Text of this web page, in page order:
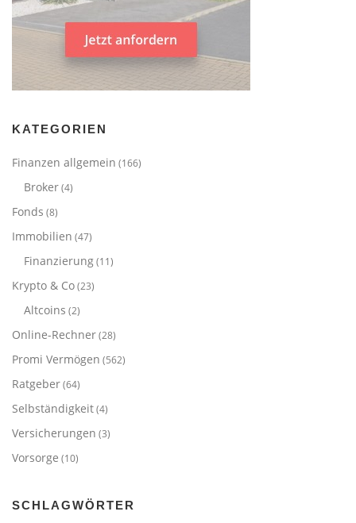
KATEGORIEN
Finanzen allgemein (166)
Broker(4)
Fonds (8)
Immobilien (47)
Finanzierung(11)
Krypto & Co(23)
Altcoins (2)
Online-Rechner(28)
Promi Vermögen (562)
Ratgeber(64)
Selbständigkeit(4)
Versicherungen (3)
Vorsorge (10)
SCHLAGWÖRTER